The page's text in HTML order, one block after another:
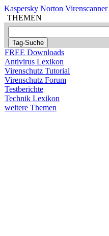
Kaspersky Norton Virenscanner
THEMEN
FREE Downloads
Antivirus Lexikon
Virenschutz Tutorial
Virenschutz Forum
Testberichte
Technik Lexikon
weitere Themen